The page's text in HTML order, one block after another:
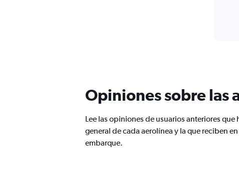
has
Y
axis
Opiniones sobre las
Lee las opiniones de usuarios anteriores
general de cada aerolínea y la que reciben
embarque.